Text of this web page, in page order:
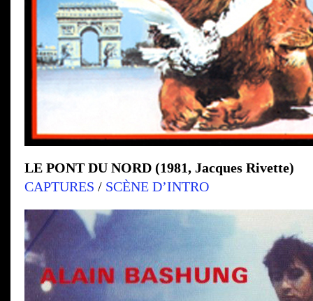
LE PONT DU NORD (1981, Jacques Rivette)
CAPTURES / SCÈNE D’INTRO